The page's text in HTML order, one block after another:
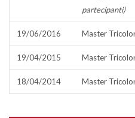
partecipanti)
19/06/2016 Master
19/04/2015 Master
18/04/2014 Master